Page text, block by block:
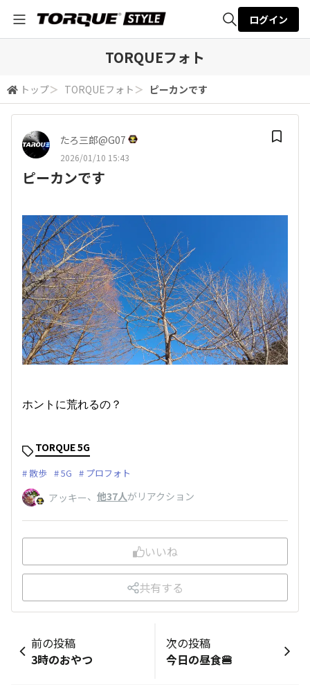
検索
ログイン
TORQUEフォト
トップ＞ TORQUEフォト ＞ ピーカンです
たろ三郎@G07
2026/01/10 15:43
ピーカンです
ホントに荒れるの？
TORQUE 5G
散歩 5G プロフォト
アッキー、 他37人がリアクション
いいね
共有する
前の投稿
3時のおやつ
次の投稿
今日の昼食🍔